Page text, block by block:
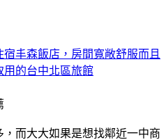
宿丰森飯店，房間寬敞舒服而且
用的台中北區旅館
而大大如果是想找鄰近一中商